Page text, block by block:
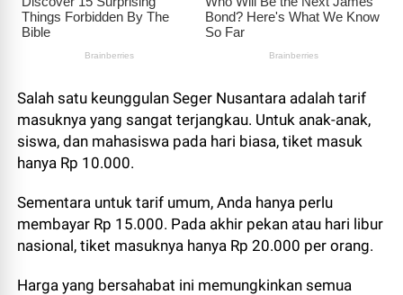
Salah satu keunggulan Seger Nusantara adalah tarif
masuknya yang sangat terjangkau. Untuk anak-anak,
siswa, dan mahasiswa pada hari biasa, tiket masuk
hanya Rp 10.000.
Sementara untuk tarif umum, Anda hanya perlu
membayar Rp 15.000. Pada akhir pekan atau hari libur
nasional, tiket masuknya hanya Rp 20.000 per orang.
Harga yang bersahabat ini memungkinkan semua